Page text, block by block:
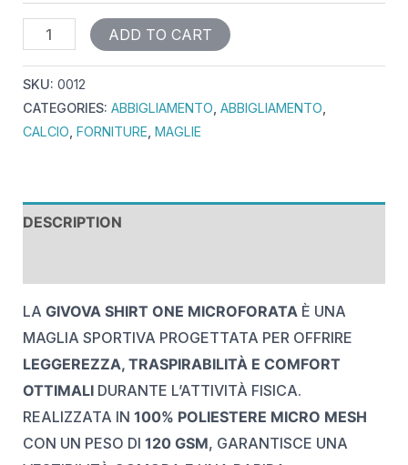
ADD TO CART
SKU: 0012
CATEGORIES: ABBIGLIAMENTO, ABBIGLIAMENTO,
CALCIO, FORNITURE, MAGLIE
DESCRIPTION
LA GIVOVA SHIRT ONE MICROFORATAÈ UNA
MAGLIA SPORTIVA PROGETTATA PER OFFRIRE
LEGGEREZZA, TRASPIRABILITÀ E COMFORT
OTTIMALIDURANTE L’ATTIVITÀ FISICA.
REALIZZATA IN 100% POLIESTERE MICRO MESH
CON UN PESO DI 120 GSM, GARANTISCE UNA